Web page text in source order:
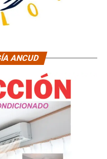
ANCUD